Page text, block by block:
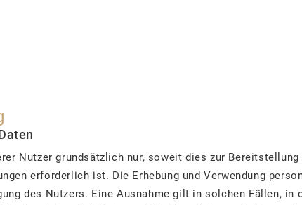
Nutzer grundsätzlich nur, soweit dies zur Bereitstellung
erforderlich ist. Die Erhebung und Verwendung
des Nutzers. Eine Ausnahme gilt in solchen Fällen, in